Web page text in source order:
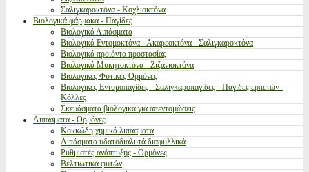
Σαλιγκαροκτόνα - Κοχλιοκτόνα
Βιολογικά φάρμακα - Παγίδες
Βιολογικά Λιπάσματα
Βιολογικά Εντομοκτόνα - Ακαρεοκτόνα - Σαλιγκαροκτόνα
Βιολογικά προιόντα προστασίας
Βιολογικά Μυκητοκτόνα - Ζιζανιοκτόνα
Βιολογικές Φυτικές Ορμόνες
Βιολογικές Εντομοπαγίδες - Σαλιγκαροπαγίδες - Παγίδες ερπετών -
Κόλλες
Σκευάσματα βιολογικά για απεντομώσεις
Λιπάσματα - Ορμόνες
Κοκκώδη χημικά λιπάσματα
Λιπάσματα υδατοδιαλυτά διαφυλλικά
Ρυθμιστές ανάπτυξης - Ορμόνες
Βελτιωτικά φυτών